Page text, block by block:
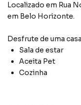
Localizado em Rua
em Belo Horizonte.
Desfrute de uma casa
Sala de estar
Aceita Pet
Cozinha